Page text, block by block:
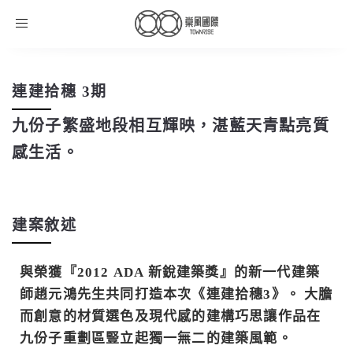
Toggle
連建拾穗 3期
九份子繁盛地段相互輝映，湛藍天青點亮質
感生活。
建案敘述
與榮獲『2012 ADA 新銳建築獎』的新一代建築
師趙元鴻先生共同打造本次《連建拾穗3》。 大膽
而創意的材質選色及現代感的建構巧思讓作品在
九份子重劃區豎立起獨一無二的建築風範。